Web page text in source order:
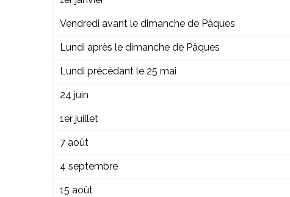
Vendredi avant le dimanche de Pâques
Lundi après le dimanche de Pâques
Lundi précédant le 25 mai
24 juin
1er juillet
7 août
4 septembre
15 août